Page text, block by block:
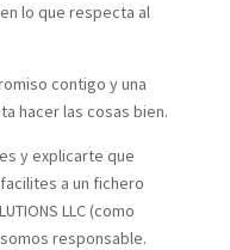
lo que respecta al
contigo y una
hacer las cosas bien.
y explicarte que
a un fichero
LLC (como
somos responsable.